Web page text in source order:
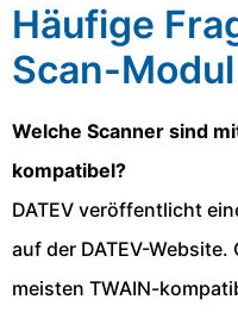
Häufige
Scan-Modul
Welche Scanner sind
kompatibel?
DATEV veröffentlicht
auf der DATEV-
meisten TWAIN-